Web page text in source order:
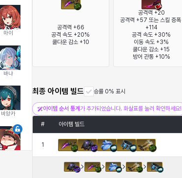
마이
바냐
비앙카
공격력 +66
공격 속도 +20%
쿨다운 감소 +10
공격력 +20
공격력 +57 또는 스킬 증폭
+114
공격 속도 +30%
이동 속도 +3%
쿨다운 감소 +15
방어 관통 +10%
최종 아이템 빌드 승률 0% 표시
아이템 순서 통계 가 추가되었습니다. 화살표를 눌러 확인하세요!
# 아이템 빌드
1